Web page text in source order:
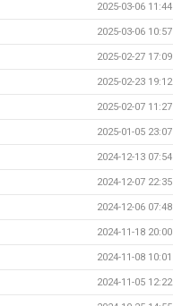
2025-03-06 11:44
2025-03-06 10:57
2025-02-27 17:09
2025-02-23 19:12
2025-02-07 11:27
2025-01-05 23:07
2024-12-13 07:54
2024-12-07 22:35
2024-12-06 07:48
2024-11-18 20:00
2024-11-08 10:01
2024-11-05 12:22